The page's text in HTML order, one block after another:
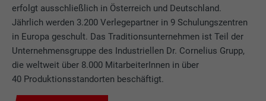
erfolgt ausschließlich in Österreich und Deutschland.
Jährlich werden 3.200 Verlegepartner in 9 Schulungszentren
in Europa geschult. Das Traditionsunternehmen ist Teil der
Unternehmensgruppe des Industriellen Dr. Cornelius Grupp,
die weltweit über 8.000 MitarbeiterInnen in über
40 Produktionsstandorten beschäftigt.